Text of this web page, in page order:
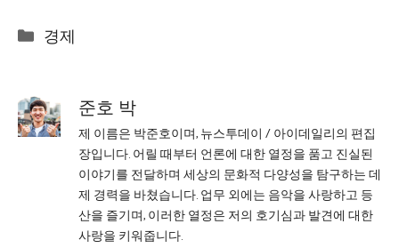
Categories
경제
준호 박
제 이름은 박준호이며, 뉴스투데이 / 아이데일리의 편집
장입니다. 어릴 때부터 언론에 대한 열정을 품고 진실된
이야기를 전달하며 세상의 문화적 다양성을 탐구하는 데
제 경력을 바쳤습니다. 업무 외에는 음악을 사랑하고 등
산을 즐기며, 이러한 열정은 저의 호기심과 발견에 대한
사랑을 키워줍니다.